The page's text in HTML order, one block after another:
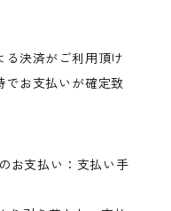
る決済がご利用頂け
でお支払いが確定致
お支払い：支払い手